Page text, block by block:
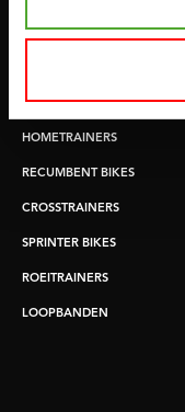
HOMETRAINERS
RECUMBENT BIKES
CROSSTRAINERS
SPRINTER BIKES
ROEITRAINERS
LOOPBANDEN